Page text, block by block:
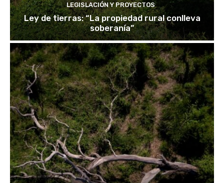
LEGISLACIÓN Y PROYECTOS
Ley de tierras: “La propiedad rural conlleva
soberanía”